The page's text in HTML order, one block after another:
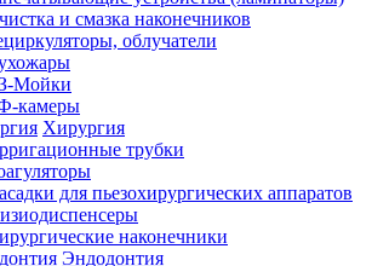
и смазка наконечников
облучатели
Мойки
камеры
Хирургия
трубки
для пьезохирургических аппаратов
наконечники
Эндодонтия